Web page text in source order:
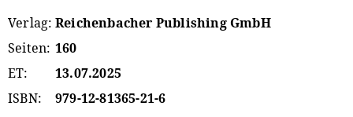
Verlag Reichenbacher Publishing GmbH
Seiten 160
ET
13.07.2025
ISBN
979-12-81365-21-6